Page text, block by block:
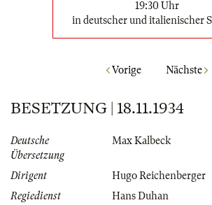
19:30 Uhr
in deutscher und italienischer
Vorige Nächste
BESETZUNG | 18.11.1934
Deutsche
Übersetzung
Max Kalbeck
Dirigent
Hugo Reichenberger
Regiedienst
Hans Duhan